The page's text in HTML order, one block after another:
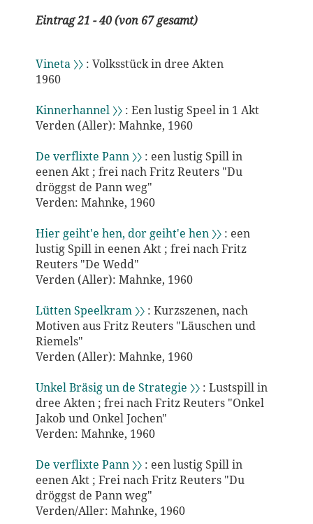
Eintrag 21 - 40 (von 67 gesamt)
Vineta 〉〉: Volksstück in dree Akten
1960
Kinnerhannel 〉〉: Een lustig Speel in 1 Akt
Verden (Aller): Mahnke, 1960
De verflixte Pann 〉〉: een lustig Spill in
eenen Akt ; frei nach Fritz Reuters "Du
dröggst de Pann weg"
Verden: Mahnke, 1960
Hier geiht'e hen, dor geiht'e hen 〉〉: een
lustig Spill in eenen Akt ; frei nach Fritz
Reuters "De Wedd"
Verden (Aller): Mahnke, 1960
Lütten Speelkram 〉〉: Kurzszenen, nach
Motiven aus Fritz Reuters "Läuschen und
Riemels"
Verden (Aller): Mahnke, 1960
Unkel Bräsig un de Strategie 〉〉: Lustspill in
dree Akten ; frei nach Fritz Reuters "Onkel
Jakob und Onkel Jochen"
Verden: Mahnke, 1960
De verflixte Pann 〉〉: een lustig Spill in
eenen Akt ; Frei nach Fritz Reuters "Du
dröggst de Pann weg"
Verden/Aller: Mahnke, 1960